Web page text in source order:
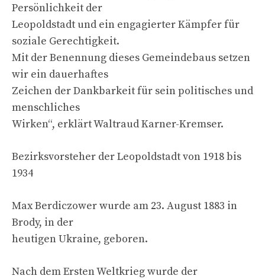
Persönlichkeit der
Leopoldstadt und ein engagierter Kämpfer für
soziale Gerechtigkeit.
Mit der Benennung dieses Gemeindebaus setzen
wir ein dauerhaftes
Zeichen der Dankbarkeit für sein politisches und
menschliches
Wirken“, erklärt Waltraud Karner-Kremser.
Bezirksvorsteher der Leopoldstadt von 1918 bis
1934
Max Berdiczower wurde am 23. August 1883 in
Brody, in der
heutigen Ukraine, geboren.
Nach dem Ersten Weltkrieg wurde der